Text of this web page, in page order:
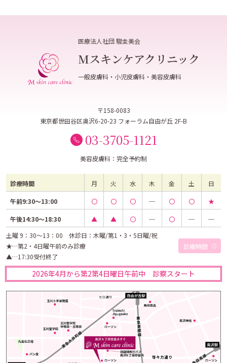
医療法人社団 駿圭美会
Mスキンケアクリニック
一般皮膚科・小児皮膚科・美容皮膚科
〒158-0083
東京都世田谷区奥沢6-20-23 フォーラム自由が丘 2F-B
03-3705-1121
美容皮膚科：完全予約制
診療時間 月 火 水 木 金 土 日
午前9:30～13:00 〇 〇 〇 ─ 〇 〇 ★
午後14:30～18:30 ▲ ▲ 〇 ─ 〇 ─
─
土曜 9：30～13：00 休診日：木曜/第1・3・5日曜/祝
★…第2・4日曜午前のみ診療
▲…17:30受付終了
診療時間
2026年4月から第2第4日曜日午前中 診察スタート